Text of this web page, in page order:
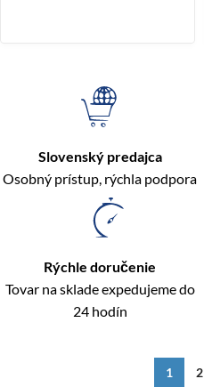
Slovenský predajca
Osobný prístup, rýchla podpora
Rýchle doručenie
Tovar na sklade expedujeme do
24 hodín
1 2